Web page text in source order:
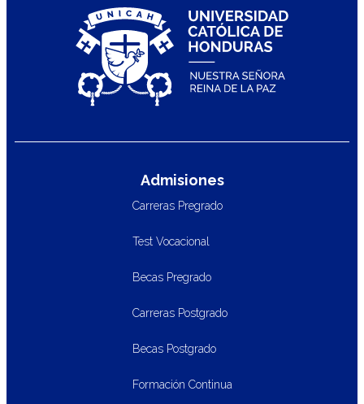
Admisiones
Carreras Pregrado
Test Vocacional
Becas Pregrado
Carreras Postgrado
Becas Postgrado
Formación Continua